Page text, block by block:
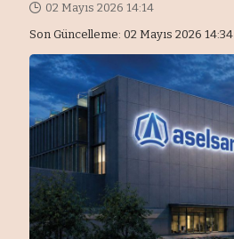
Son Güncelleme: 02 Mayıs 2026 14:34
02 Mayıs 2026 14:14